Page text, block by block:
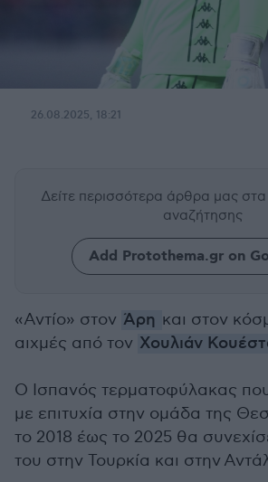
26.08.2025, 18:21
Δείτε περισσότερα άρθρα μας
αναζήτησης
Add Protothema.gr on
«Αντίο» στον Άρη και στον
αιχμές από τον Χουλιάν
Ο Ισπανός τερματοφύλακας
με επιτυχία στην ομάδα της
το 2018 έως το 2025 θα
του στην Τουρκία και στην